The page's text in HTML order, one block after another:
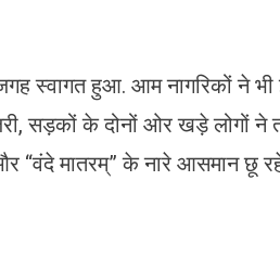
स्वागत हुआ. आम नागरिकों ने
सड़कों के दोनों ओर खड़े लोगों ने
और “वंदे मातरम्” के नारे आसमान